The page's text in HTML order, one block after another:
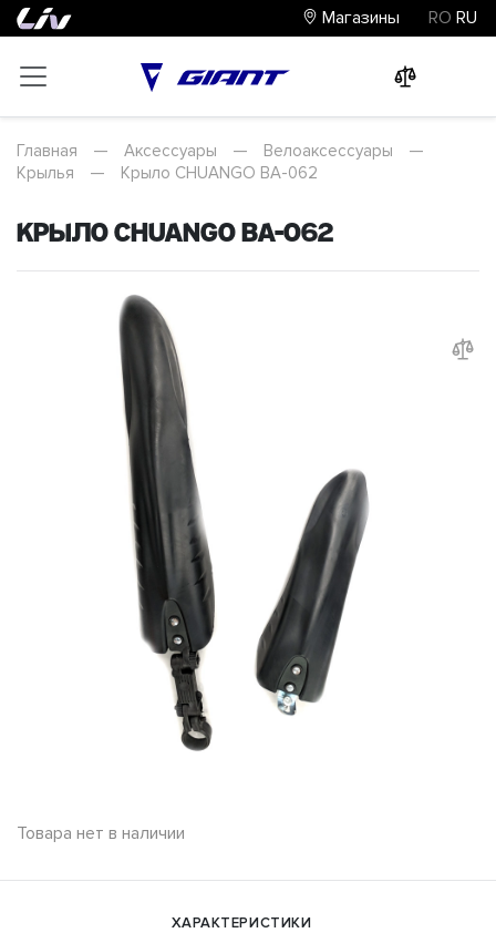
Магазины RO RU
Главная — Аксессуары — Велоаксессуары
—
Крылья
— Крыло CHUANGO BA-062
Крыло CHUANGO BA-062
Товара нет в наличии
ХАРАКТЕРИСТИКИ